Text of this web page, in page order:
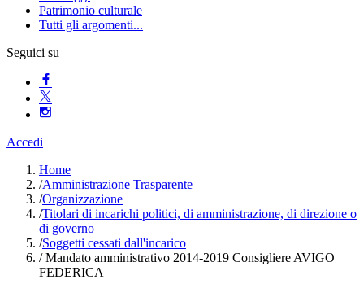
Patrimonio culturale
Tutti gli argomenti...
Seguici su
Accedi
Home
/Amministrazione Trasparente
/Organizzazione
/Titolari di incarichi politici, di amministrazione, di direzione o
di governo
/Soggetti cessati dall'incarico
/Mandato amministrativo 2014-2019 Consigliere AVIGO
FEDERICA